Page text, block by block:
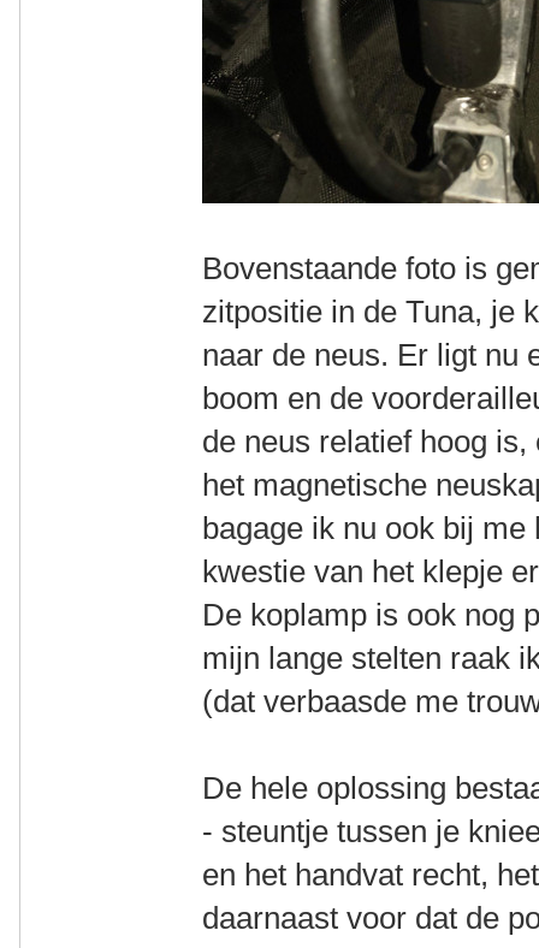
Bovenstaande foto is
zitpositie in de Tuna, je
naar de neus. Er ligt nu
boom en de
de neus relatief hoog
het magnetische
bagage ik nu ook bij
kwestie van het klepje
De koplamp is ook nog
mijn lange stelten raak
(dat verbaasde me
De hele oplossing
- steuntje tussen je
en het handvat recht,
daarnaast voor dat de